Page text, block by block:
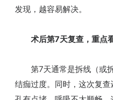
发现，越容易解决。
术后第7天复查，重点
第7天通常是拆线（或拆
结痂过度。同时，这次复